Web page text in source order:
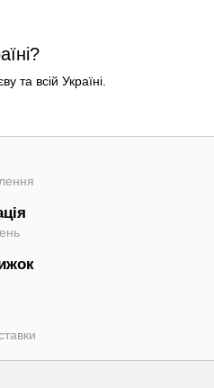
та всій Україні.